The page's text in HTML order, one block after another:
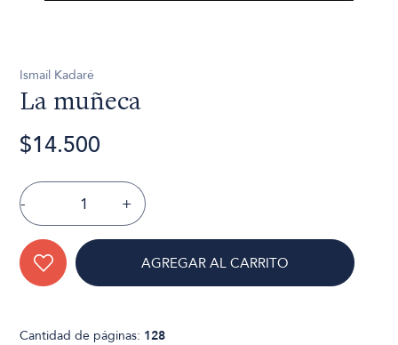
Ismaíl Kadaré
La muñeca
$14.500
- +
AGREGAR AL CARRITO
Cantidad de páginas: 128